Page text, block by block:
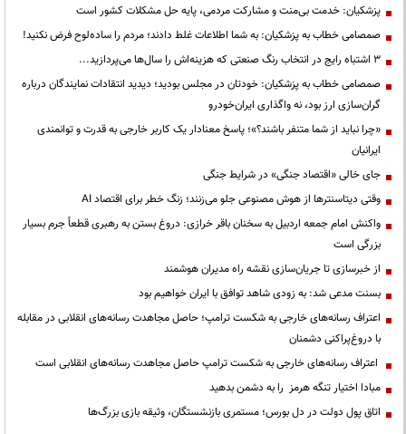
پزشکیان: خدمت بی‌منت و مشارکت مردمی، پایه حل مشکلات کشور است
صمصامی خطاب به پزشکیان: به شما اطلاعات غلط دادند؛ مردم را ساده‌لوح فرض نکنید!
3 اشتباه رایج در انتخاب رنگ صنعتی که هزینه‌اش را سال‌ها می‌پردازید...
صمصامی خطاب به پزشکیان: خودتان در مجلس بودید؛ دیدید انتقادات نمایندگان درباره
گران‌سازی ارز بود، نه واگذاری ایران‌خودرو
«چرا نباید از شما متنفر باشند؟»؛ پاسخ معنادار یک کاربر خارجی به قدرت و توانمندی
ایرانیان
جای خالی «اقتصاد جنگی» در شرایط جنگی
وقتی دیتاسنترها از هوش مصنوعی جلو می‌زنند؛ زنگ خطر برای اقتصاد AI
واکنش امام جمعه اردبیل به سخنان باقر خرازی: دروغ بستن به رهبری قطعاً جرم بسیار
بزرگی است
از خبرسازی تا جریان‌سازی نقشه راه مدیران هوشمند
بسنت مدعی شد: به زودی شاهد توافق با ایران خواهیم بود
اعتراف رسانه‌های خارجی به شکست ترامپ؛ حاصل مجاهدت رسانه‌های انقلابی در مقابله
با دروغ‌پراکنی دشمنان
اعتراف رسانه‌های خارجی به شکست ترامپ حاصل مجاهدت رسانه‌های انقلابی است
مبادا اختیار تنگه هرمز را به دشمن بدهید
اتاق پول دولت در دل بورس؛ مستمری بازنشستگان، وثیقه بازی بزرگ‌ها